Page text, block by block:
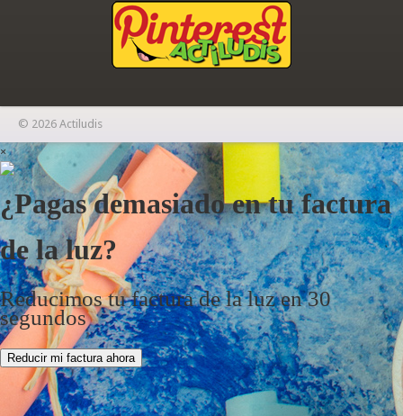
© 2026 Actiludis
×
¿Pagas demasiado en tu factura
de la luz?
Reducimos tu factura de la luz en 30
segundos
Reducir mi factura ahora